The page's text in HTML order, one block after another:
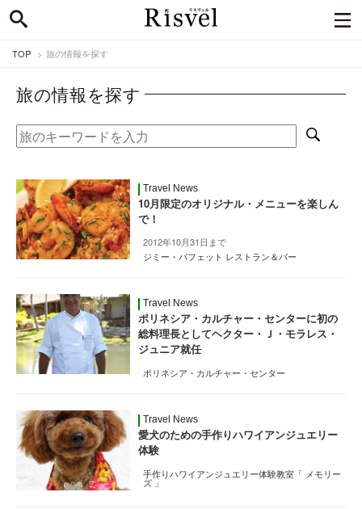
TOP 旅の情報を探す
旅の情報を探す
Travel News
10月限定のオリジナル・メニューを楽しん
で！
2012年10月31日まで
ジミー・バフェット レストラン＆バー
Travel News
ポリネシア・カルチャー・センターに初の
総料理長としてヘクター・Ｊ・モラレス・
ジュニア就任
ポリネシア・カルチャー・センター
Travel News
愛犬のための手作りハワイアンジュエリー
体験
手作りハワイアンジュエリー体験教室「 メモリー
ズ 」